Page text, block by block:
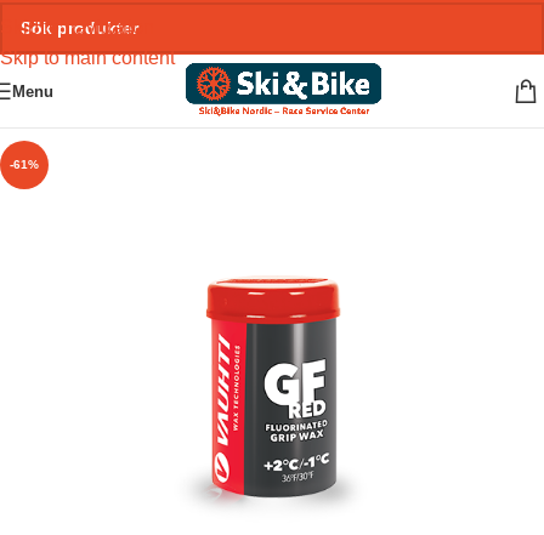
Skip to navigation
Skip to main content
Menu
-61%